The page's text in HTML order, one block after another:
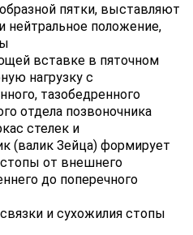
пятки, выставляют
нейтральное положение,
вставке в пяточном
нагрузку с
тазобедренного
отдела позвоночника
стелек и
(валик Зейца) формирует
от внешнего
до поперечного
и сухожилия стопы